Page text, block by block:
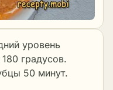
уровень
градусов.
50 минут.